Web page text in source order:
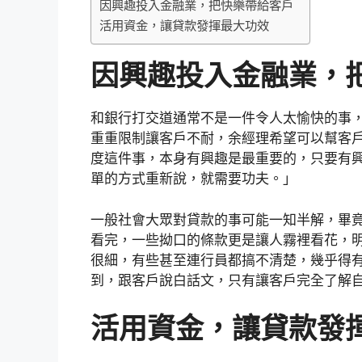
因興趣投入金融業，把快樂帶給客戶
活用資金，讓貸款發揮最大功效
因興趣投入金融業，
和銀行打交道通常不是一件令人太愉快的事
重重限制讓客戶不耐，余經理希望可以幫客
度這件事，本身有興趣是最重要的，只要有
單的方式重新說，就需要功夫。」
一般社會大眾對貸款的事可能一知半解，畢
看完，一些拗口的條款更是讓人霧裡看花，
很細，有些甚至連行員都搞不清楚，幾乎得
到，跟客戶說白話文，只有讓客戶完全了解
活用資金，讓貸款發